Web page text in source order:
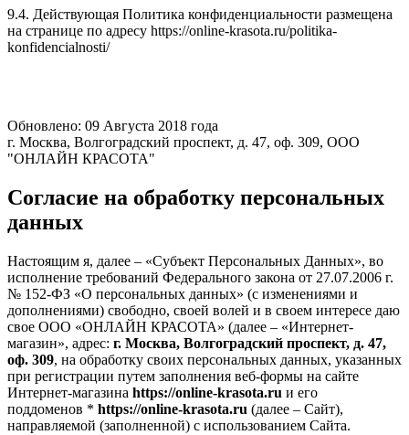
9.4. Действующая Политика конфиденциальности размещена
на странице по адресу https://online-krasota.ru/politika-
konfidencialnosti/
Обновлено: 09 Августа 2018 года
г. Москва, Волгоградский проспект, д. 47, оф. 309, ООО
"ОНЛАЙН КРАСОТА"
Согласие на обработку персональных
данных
Настоящим я, далее – «Субъект Персональных Данных», во
исполнение требований Федерального закона от 27.07.2006 г.
№ 152-ФЗ «О персональных данных» (с изменениями и
дополнениями) свободно, своей волей и в своем интересе даю
свое ООО «ОНЛАЙН КРАСОТА» (далее – «Интернет-
магазин», адрес: г. Москва, Волгоградский проспект, д. 47,
оф. 309, на обработку своих персональных данных, указанных
при регистрации путем заполнения веб-формы на сайте
Интернет-магазина https://online-krasota.ru и его
поддоменов * https://online-krasota.ru (далее – Сайт),
направляемой (заполненной) с использованием Сайта.